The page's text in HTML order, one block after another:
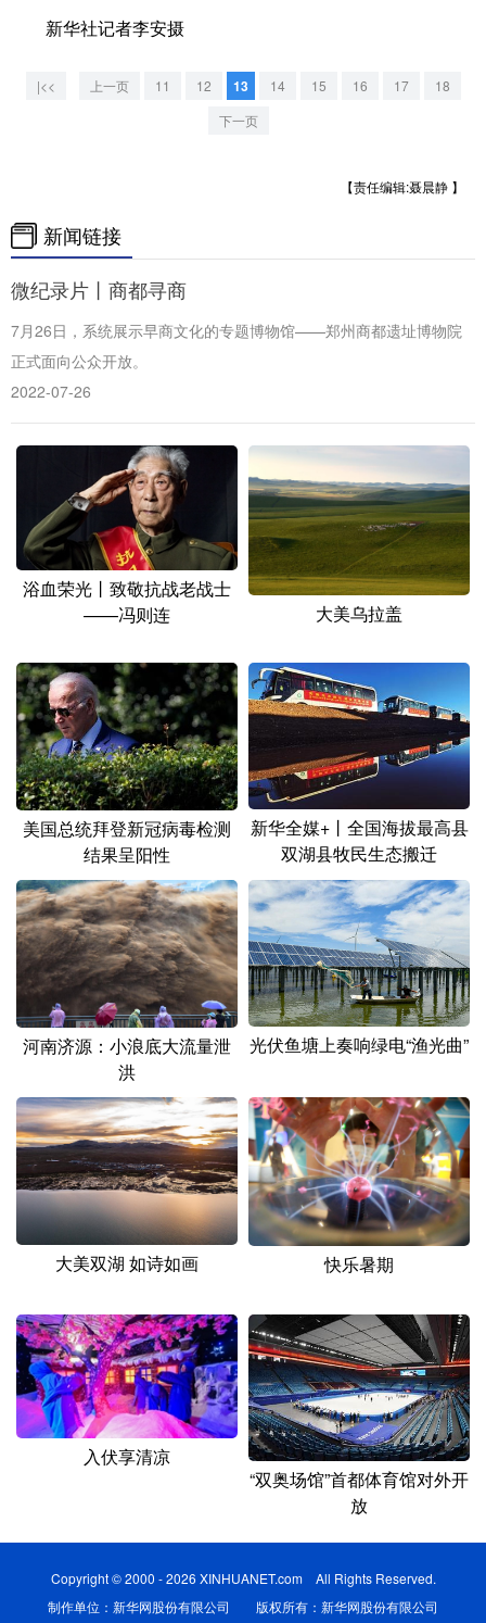
北京 天津
吉林 上海 江苏
四川 贵州 云南 西藏
陕西 甘肃
新疆
English Español Français عربى
Русский язык 日本語 한국어
Deutsch Português
新华社记者李安摄
|<< 上一页 11 12 13 14 15 16 17
18
下一页
【责任编辑:聂晨静 】
新闻链接
微纪录片丨商都寻商
7月26日，系统展示早商文化的专题博物馆——郑州商都遗址博物院
正式面向公众开放。
2022-07-26
浴血荣光丨致敬抗战老战士
——冯则连
大美乌拉盖
美国总统拜登新冠病毒检测
结果呈阳性
新华全媒+丨全国海拔最高县
双湖县牧民生态搬迁
河南济源：小浪底大流量泄
洪
光伏鱼塘上奏响绿电“渔光曲”
大美双湖 如诗如画 快乐暑期
入伏享清凉
“双奥场馆”首都体育馆对外开
放
Copyright © 2000 - 2026 XINHUANET.com All Rights Reserved.
制作单位：新华网股份有限公司 版权所有：新华网股份有限公司